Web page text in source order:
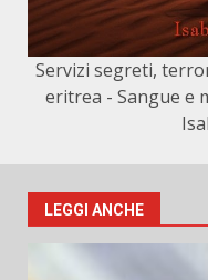
Servizi segreti,
eritrea - Sangue e
LEGGI ANCHE